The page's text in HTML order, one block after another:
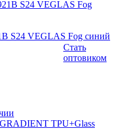
S24 VEGLAS Fog синий
Стать
оптовиком